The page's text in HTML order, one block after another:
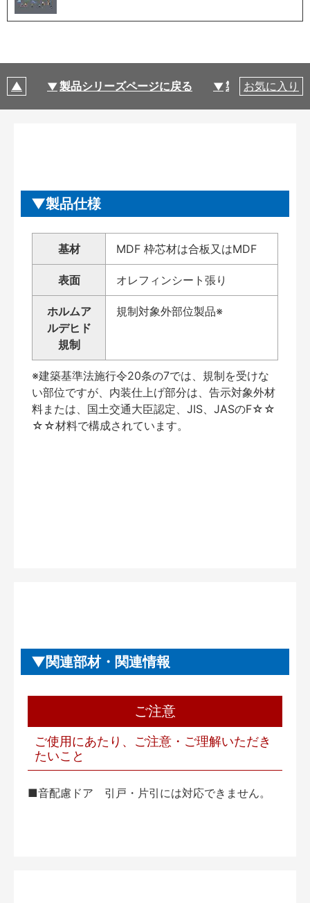
製品シリーズページに戻る 製品仕様
お気に入り
製品仕様
基材 MDF 枠芯材は合板又はMDF
表面 オレフィンシート張り
ホルムア
ルデヒド
規制
規制対象外部位製品※
※建築基準法施行令20条の7では、規制を受けな
い部位ですが、内装仕上げ部分は、告示対象外材
料または、国土交通大臣認定、JIS、JASのF☆☆
☆☆材料で構成されています。
関連部材・関連情報
ご注意
ご使用にあたり、ご注意・ご理解いただき
たいこと
■音配慮ドア 引戸・片引には対応できません。